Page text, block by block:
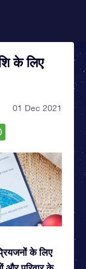
के लिए
01 Dec 2021
के लिए